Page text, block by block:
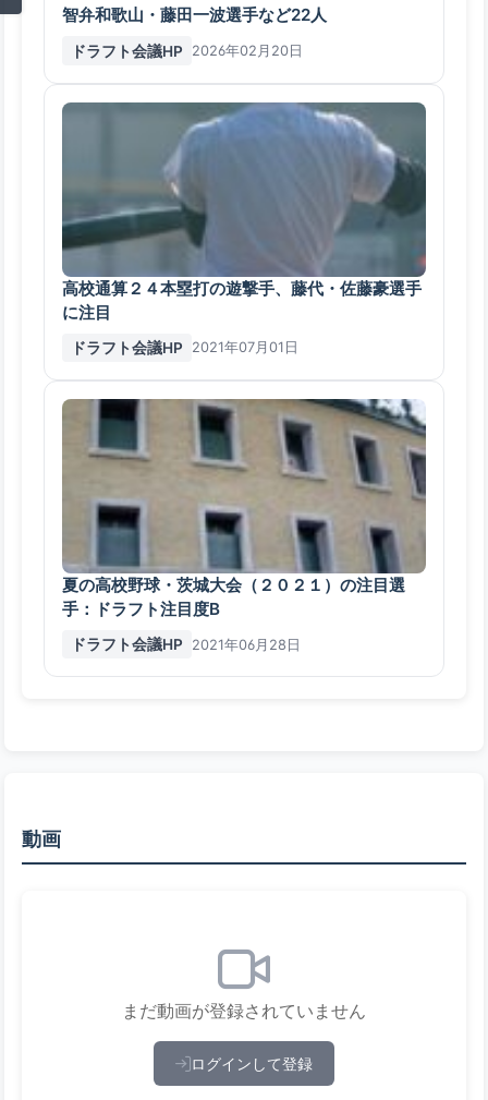
智弁和歌山・藤田一波選手など22人
ドラフト会議HP 2026年02月20日
高校通算２４本塁打の遊撃手、藤代・佐藤豪選手
に注目
ドラフト会議HP 2021年07月01日
夏の高校野球・茨城大会（２０２１）の注目選
手：ドラフト注目度B
ドラフト会議HP 2021年06月28日
動画
まだ動画が登録されていません
ログインして登録